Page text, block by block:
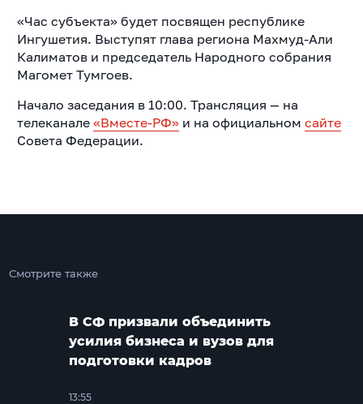
«Час субъекта» будет посвящен республике
Ингушетия. Выступят глава региона Махмуд-Али
Калиматов и председатель Народного собрания
Магомет Тумгоев.
Начало заседания в 10:00. Трансляция — на
телеканале «Вместе-РФ»и на официальном сайте
Совета Федерации.
Смотрите также
В СФ призвали объединить
усилия бизнеса и вузов для
подготовки кадров
13:55